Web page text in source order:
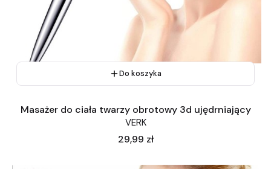
Do koszyka
Masażer do ciała twarzy obrotowy 3d ujędrniający
VERK
Cena
29,99 zł